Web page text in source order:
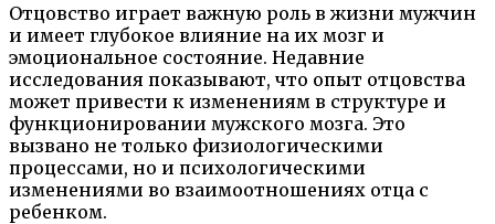
Отцовство играет важную роль в жизни мужчин
и имеет глубокое влияние на их мозг и
эмоциональное состояние. Недавние
исследования показывают, что опыт отцовства
может привести к изменениям в структуре и
функционировании мужского мозга. Это
вызвано не только физиологическими
процессами, но и психологическими
изменениями во взаимоотношениях отца с
ребенком.